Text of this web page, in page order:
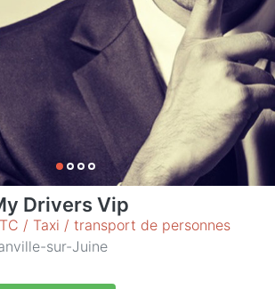
Drivers Vip
/ Taxi / transport de personnes
sur-Juine